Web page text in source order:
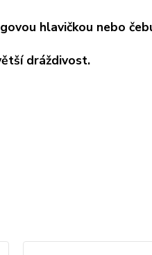
hlavičkou nebo
dráždivost.